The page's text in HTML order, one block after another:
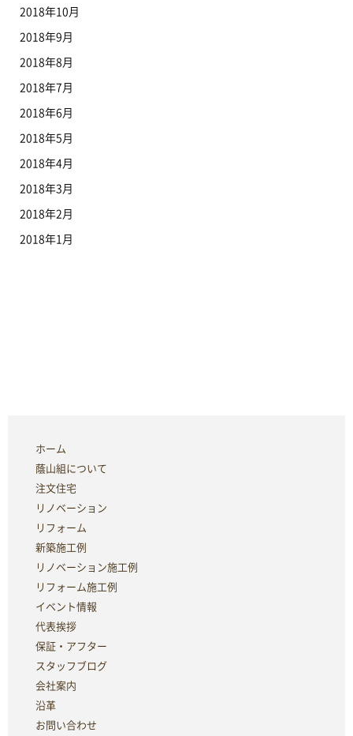
2018年10月
2018年9月
2018年8月
2018年7月
2018年6月
2018年5月
2018年4月
2018年3月
2018年2月
2018年1月
ホーム
蔭山組について
注文住宅
リノベーション
リフォーム
新築施工例
リノベーション施工例
リフォーム施工例
イベント情報
代表挨拶
保証・アフター
スタッフブログ
会社案内
沿革
お問い合わせ